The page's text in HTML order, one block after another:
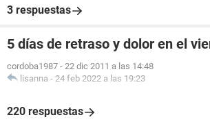
3 respuestas
5 días de retraso y dolor en el
cordoba1987 - 22 dic 2011 a las 14:48
lisanna - 24 feb 2022 a las 19:23
220 respuestas